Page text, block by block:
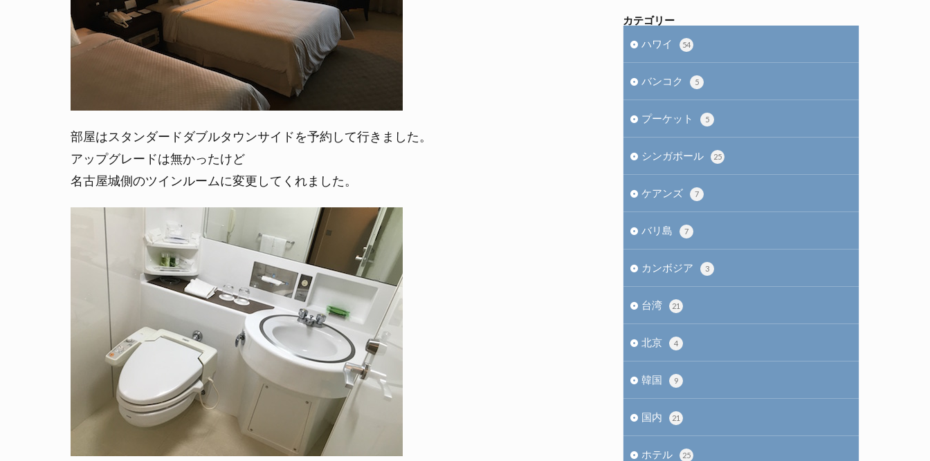
部屋はスタンダードダブルタウンサイドを予約して行きました。
アップグレードは無かったけど
名古屋城側のツインルームに変更してくれました。
カテゴリー
ハワイ
54
バンコク 5
プーケット 5
シンガポール 25
ケアンズ 7
バリ島 7
カンボジア 3
台湾 21
北京 4
韓国 9
国内 21
ホテル 25